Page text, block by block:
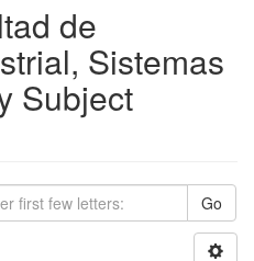
de
Sistemas
Subject
Go